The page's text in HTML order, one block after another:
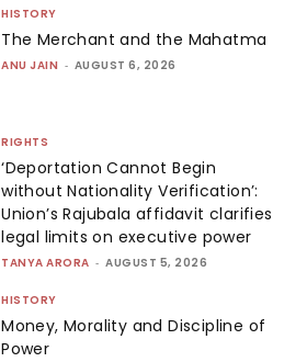
HISTORY
The Merchant and the Mahatma
ANU JAIN - AUGUST 6, 2026
RIGHTS
‘Deportation Cannot Begin
without Nationality Verification’:
Union’s Rajubala affidavit clarifies
legal limits on executive power
TANYA ARORA - AUGUST 5, 2026
HISTORY
Money, Morality and Discipline of
Power